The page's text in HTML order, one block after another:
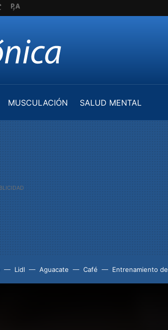
MUSCULACIÓN
SALUD MENTAL
Lidl Aguacate Café Entrenamiento